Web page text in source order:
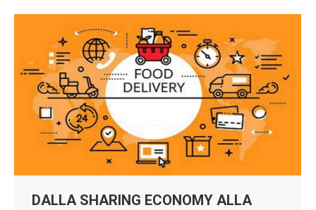
DALLA SHARING ECONOMY ALLA